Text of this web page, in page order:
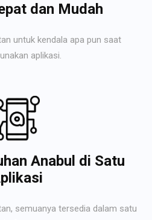
dan Mudah
untuk kendala apa pun saat
aplikasi.
Anabul di Satu
semuanya tersedia dalam satu